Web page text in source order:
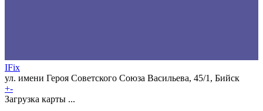
IFix
ул. имени Героя Советского Союза Васильева, 45/1, Бийск
+-
Загрузка карты ...